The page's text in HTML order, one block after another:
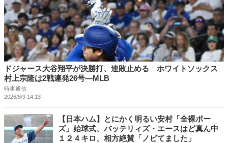
ドジャース大谷翔平が決勝打、連敗止める ホワイトソックス
村上宗隆は2戦連発26号―MLB
時事通信
2026/8/9 14:13
【日本ハム】とにかく明るい安村「全裸ポー
ズ」始球式、バッテリィズ・エースはど真ん中
１２４キロ、相方絶賛「ノビてました」